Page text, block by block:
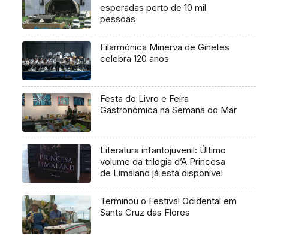
esperadas perto de 10 mil
pessoas
Filarmónica Minerva de Ginetes
celebra 120 anos
Festa do Livro e Feira
Gastronómica na Semana do Mar
Literatura infantojuvenil: Último
volume da trilogia d’A Princesa
de Limaland já está disponível
Terminou o Festival Ocidental em
Santa Cruz das Flores